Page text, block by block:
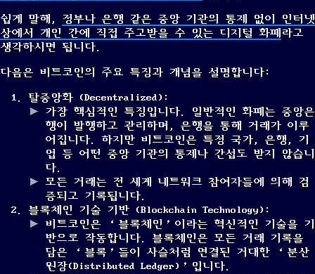
쉽게 말해,
정부나 은행 같은 중앙 기관의 통제 없이 인터넷
상에서 개인 간에 직접 주고받을 수 있는 디지털 화폐 라고
생각하시면 됩니다.
다음은 비트코인의 주요 특징과 개념을 설명합니다:
탈중앙화 (Decentralized):
가장 핵심적인 특징입니다. 일반적인 화폐는 중앙은
행이 발행하고 관리하며, 은행을 통해 거래가 이루
어집니다. 하지만 비트코인은 특정 국가, 은행, 기
업 등 어떤 중앙 기관의 통제나 간섭도 받지 않습니
다.
모든 거래는 전 세계 네트워크 참여자들에 의해 검
증되고 기록됩니다.
블록체인 기술 기반 (Blockchain Technology):
비트코인은 ‘블록체인’이라는 혁신적인 기술을 기
반으로 작동합니다. 블록체인은 모든 거래 기록을
담은 ‘블록’들이 사슬처럼 연결된 거대한 ‘분산
원장(Distributed Ledger)’입니다.